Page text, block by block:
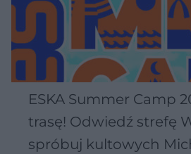
ESKA Summer Camp
trasę! Odwiedź strefę
spróbuj kultowych